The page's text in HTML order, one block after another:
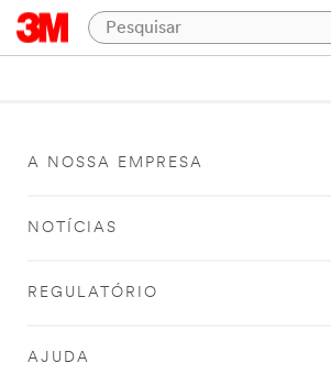
A NOSSA EMPRESA
NOTÍCIAS
REGULATÓRIO
AJUDA